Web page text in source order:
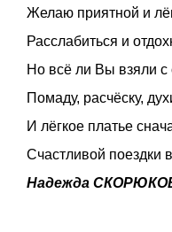
Желаю приятной и
Расслабиться и
Но всё ли Вы взяли
Помаду, расчёску,
И лёгкое платье
Счастливой поездки
Надежда